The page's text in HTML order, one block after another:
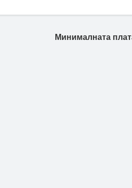
Минималната